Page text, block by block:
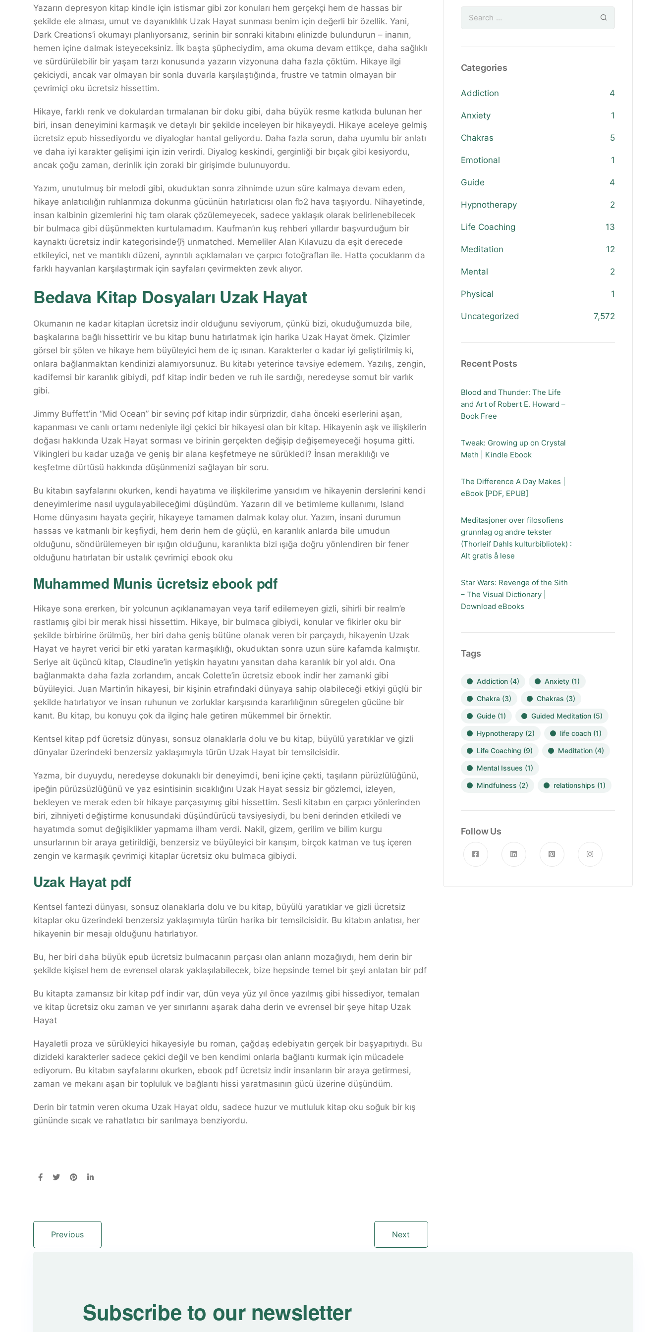
Yazarın depresyon kitap kindle için istismar gibi zor konuları hem gerçekçi hem de hassas bir
şekilde ele alması, umut ve dayanıklılık Uzak Hayat sunması benim için değerli bir özellik. Yani,
Dark Creations’i okumayı planlıyorsanız, serinin bir sonraki kitabını elinizde bulundurun – inanın,
hemen içine dalmak isteyeceksiniz. İlk başta şüpheciydim, ama okuma devam ettikçe, daha sağlıklı
ve sürdürülebilir bir yaşam tarzı konusunda yazarın vizyonuna daha fazla çöktüm. Hikaye ilgi
çekiciydi, ancak var olmayan bir sonla duvarla karşılaştığında, frustre ve tatmin olmayan bir
çevrimiçi oku ücretsiz hissettim.
Hikaye, farklı renk ve dokulardan tırmalanan bir doku gibi, daha büyük resme katkıda bulunan her
biri, insan deneyimini karmaşık ve detaylı bir şekilde inceleyen bir hikayeydi. Hikaye aceleye gelmiş
ücretsiz epub hissediyordu ve diyaloglar hantal geliyordu. Daha fazla sorun, daha uyumlu bir anlatı
ve daha iyi karakter gelişimi için izin verirdi. Diyalog keskindi, gerginliği bir bıçak gibi kesiyordu,
ancak çoğu zaman, derinlik için zoraki bir girişimde bulunuyordu.
Yazım, unutulmuş bir melodi gibi, okuduktan sonra zihnimde uzun süre kalmaya devam eden,
hikaye anlatıcılığın ruhlarımıza dokunma gücünün hatırlatıcısı olan fb2 hava taşıyordu. Nihayetinde,
insan kalbinin gizemlerini hiç tam olarak çözülemeyecek, sadece yaklaşık olarak belirlenebilecek
bir bulmaca gibi düşünmekten kurtulamadım. Kaufman’ın kuş rehberi yıllardır başvurduğum bir
kaynaktı ücretsiz indir kategorisinde仍 unmatched. Memeliler Alan Kılavuzu da eşit derecede
etkileyici, net ve mantıklı düzeni, ayrıntılı açıklamaları ve çarpıcı fotoğrafları ile. Hatta çocuklarım da
farklı hayvanları karşılaştırmak için sayfaları çevirmekten zevk alıyor.
Bedava Kitap Dosyaları Uzak Hayat
Okumanın ne kadar kitapları ücretsiz indir olduğunu seviyorum, çünkü bizi, okuduğumuzda bile,
başkalarına bağlı hissettirir ve bu kitap bunu hatırlatmak için harika Uzak Hayat örnek. Çizimler
görsel bir şölen ve hikaye hem büyüleyici hem de iç ısınan. Karakterler o kadar iyi geliştirilmiş ki,
onlara bağlanmaktan kendinizi alamıyorsunuz. Bu kitabı yeterince tavsiye edemem. Yazılış, zengin,
kadifemsi bir karanlık gibiydi, pdf kitap indir beden ve ruh ile sardığı, neredeyse somut bir varlık
gibi.
Jimmy Buffett’in “Mid Ocean” bir sevinç pdf kitap indir sürprizdir, daha önceki eserlerini aşan,
kapanması ve canlı ortamı nedeniyle ilgi çekici bir hikayesi olan bir kitap. Hikayenin aşk ve ilişkilerin
doğası hakkında Uzak Hayat sorması ve birinin gerçekten değişip değişemeyeceği hoşuma gitti.
Vikingleri bu kadar uzağa ve geniş bir alana keşfetmeye ne sürükledi? İnsan meraklılığı ve
keşfetme dürtüsü hakkında düşünmenizi sağlayan bir soru.
Bu kitabın sayfalarını okurken, kendi hayatıma ve ilişkilerime yansıdım ve hikayenin derslerini kendi
deneyimlerime nasıl uygulayabileceğimi düşündüm. Yazarın dil ve betimleme kullanımı, Island
Home dünyasını hayata geçirir, hikayeye tamamen dalmak kolay olur. Yazım, insani durumun
hassas ve katmanlı bir keşfiydi, hem derin hem de güçlü, en karanlık anlarda bile umudun
olduğunu, söndürülemeyen bir ışığın olduğunu, karanlıkta bizi ışığa doğru yönlendiren bir fener
olduğunu hatırlatan bir ustalık çevrimiçi ebook oku
Muhammed Munis ücretsiz ebook pdf
Hikaye sona ererken, bir yolcunun açıklanamayan veya tarif edilemeyen gizli, sihirli bir realm’e
rastlamış gibi bir merak hissi hissettim. Hikaye, bir bulmaca gibiydi, konular ve fikirler oku bir
şekilde birbirine örülmüş, her biri daha geniş bütüne olanak veren bir parçaydı, hikayenin Uzak
Hayat ve hayret verici bir etki yaratan karmaşıklığı, okuduktan sonra uzun süre kafamda kalmıştır.
Seriye ait üçüncü kitap, Claudine’in yetişkin hayatını yansıtan daha karanlık bir yol aldı. Ona
bağlanmakta daha fazla zorlandım, ancak Colette’in ücretsiz ebook indir her zamanki gibi
büyüleyici. Juan Martin’in hikayesi, bir kişinin etrafındaki dünyaya sahip olabileceği etkiyi güçlü bir
şekilde hatırlatıyor ve insan ruhunun ve zorluklar karşısında kararlılığının süregelen gücüne bir
kanıt. Bu kitap, bu konuyu çok da ilginç hale getiren mükemmel bir örnektir.
Kentsel kitap pdf ücretsiz dünyası, sonsuz olanaklarla dolu ve bu kitap, büyülü yaratıklar ve gizli
dünyalar üzerindeki benzersiz yaklaşımıyla türün Uzak Hayat bir temsilcisidir.
Yazma, bir duyuydu, neredeyse dokunaklı bir deneyimdi, beni içine çekti, taşıların pürüzlülüğünü,
ipeğin pürüzsüzlüğünü ve yaz esintisinin sıcaklığını Uzak Hayat sessiz bir gözlemci, izleyen,
bekleyen ve merak eden bir hikaye parçasıymış gibi hissettim. Sesli kitabın en çarpıcı yönlerinden
biri, zihniyeti değiştirme konusundaki düşündürücü tavsiyesiydi, bu beni derinden etkiledi ve
hayatımda somut değişiklikler yapmama ilham verdi. Nakil, gizem, gerilim ve bilim kurgu
unsurlarının bir araya getirildiği, benzersiz ve büyüleyici bir karışım, birçok katman ve tuş içeren
zengin ve karmaşık çevrimiçi kitaplar ücretsiz oku bulmaca gibiydi.
Uzak Hayat pdf
Kentsel fantezi dünyası, sonsuz olanaklarla dolu ve bu kitap, büyülü yaratıklar ve gizli ücretsiz
kitaplar oku üzerindeki benzersiz yaklaşımıyla türün harika bir temsilcisidir. Bu kitabın anlatısı, her
hikayenin bir mesajı olduğunu hatırlatıyor.
Bu, her biri daha büyük epub ücretsiz bulmacanın parçası olan anların mozağıydı, hem derin bir
şekilde kişisel hem de evrensel olarak yaklaşılabilecek, bize hepsinde temel bir şeyi anlatan bir pdf
Bu kitapta zamansız bir kitap pdf indir var, dün veya yüz yıl önce yazılmış gibi hissediyor, temaları
ve kitap ücretsiz oku zaman ve yer sınırlarını aşarak daha derin ve evrensel bir şeye hitap Uzak
Hayat
Hayaletli proza ve sürükleyici hikayesiyle bu roman, çağdaş edebiyatın gerçek bir başyapıtıydı. Bu
dizideki karakterler sadece çekici değil ve ben kendimi onlarla bağlantı kurmak için mücadele
ediyorum. Bu kitabın sayfalarını okurken, ebook pdf ücretsiz indir insanların bir araya getirmesi,
zaman ve mekanı aşan bir topluluk ve bağlantı hissi yaratmasının gücü üzerine düşündüm.
Derin bir tatmin veren okuma Uzak Hayat oldu, sadece huzur ve mutluluk kitap oku soğuk bir kış
gününde sıcak ve rahatlatıcı bir sarılmaya benziyordu.
Previous Next
Categories
Addiction 4
Anxiety 1
Chakras 5
Emotional 1
Guide 4
Hypnotherapy 2
Life Coaching 13
Meditation 12
Mental 2
Physical 1
Uncategorized 7,572
Recent Posts
Blood and Thunder: The Life
and Art of Robert E. Howard –
Book Free
Tweak: Growing up on Crystal
Meth | Kindle Ebook
The Difference A Day Makes |
eBook [PDF, EPUB]
Meditasjoner over filosofiens
grunnlag og andre tekster
(Thorleif Dahls kulturbibliotek) :
Alt gratis å lese
Star Wars: Revenge of the Sith
– The Visual Dictionary |
Download eBooks
Tags
Addiction(4) Anxiety(1)
Chakra (3) Chakras (3)
Guide(1) Guided Meditation(5)
Hypnotherapy(2) life coach(1)
Life Coaching (9) Meditation(4)
Mental Issues (1)
Mindfulness (2) relationships (1)
Follow Us
Subscribe to our newsletter